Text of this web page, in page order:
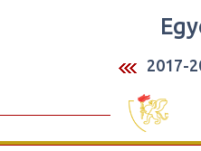
2017-